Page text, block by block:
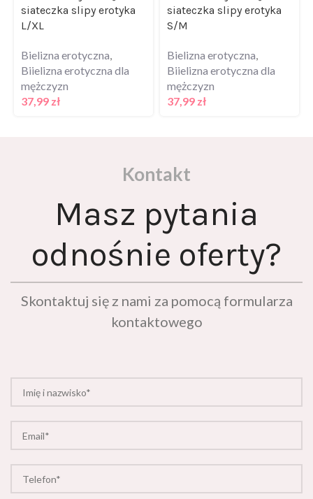
siateczka slipy erotyka
L/XL
Bielizna erotyczna
Biielizna erotyczna dla
mężczyzn
37,99 zł
siateczka slipy erotyka
S/M
Bielizna erotyczna
Biielizna erotyczna dla
mężczyzn
37,99 zł
Kontakt
Masz pytania
odnośnie oferty?
Skontaktuj się z nami za pomocą formularza
kontaktowego